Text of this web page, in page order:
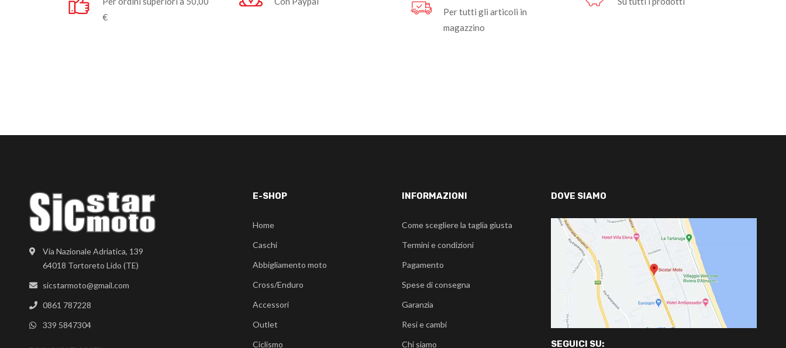
€
Per tutti gli articoli in
magazzino
Via Nazionale Adriatica, 139
64018 Tortoreto Lido (TE)
sicstarmoto@gmail.com
0861 787228
339 5847304
E-SHOP
Home
Caschi
Abbigliamento moto
Cross/Enduro
Accessori
Outlet
Ciclismo
INFORMAZIONI
Come scegliere la taglia giusta
Termini e condizioni
Pagamento
Spese di consegna
Garanzia
Resi e cambi
Chi siamo
DOVE SIAMO
SEGUICI SU: